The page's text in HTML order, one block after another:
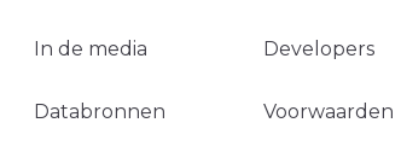
In de media
Databronnen
Developers
Voorwaarden